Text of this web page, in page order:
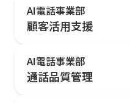
AI電話事業部
顧客活用支援
AI電話事業部
通話品質管理